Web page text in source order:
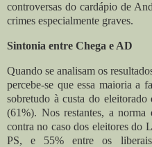
controversas do cardápio de
crimes especialmente graves.
Sintonia entre Chega e AD
Quando se analisam os
percebe-se que essa maioria a
sobretudo à custa do
(61%). Nos restantes, a
contra no caso dos eleitores do
PS, e 55% entre os